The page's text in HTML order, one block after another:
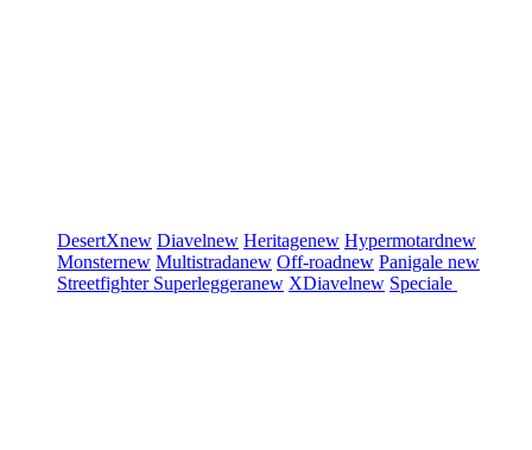
DesertXnew Diavelnew Heritagenew Hypermotardnew
Monsternew Multistradanew Off-roadnew Panigale new
Streetfighter Superleggeranew XDiavelnew Speciale